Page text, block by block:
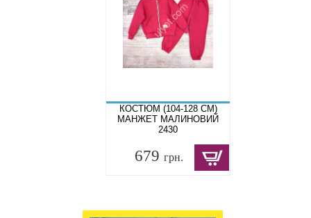
КОСТЮМ (104-128 СМ)
МАНЖЕТ МАЛИНОВИЙ
2430
679 грн.